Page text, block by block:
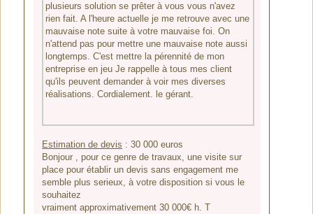
plusieurs solution se prêter à vous vous n'avez
rien fait. A l'heure actuelle je me retrouve avec une
mauvaise note suite à votre mauvaise foi. On
n'attend pas pour mettre une mauvaise note aussi
longtemps. C'est mettre la pérennité de mon
entreprise en jeu Je rappelle à tous mes client
qu'ils peuvent demander à voir mes diverses
réalisations. Cordialement. le gérant.
Estimation de devis :30 000 euros
Bonjour , pour ce genre de travaux, une visite sur
place pour établir un devis sans engagement me
semble plus serieux, à votre disposition si vous le
souhaitez
vraiment approximativement 30 000€ h. T